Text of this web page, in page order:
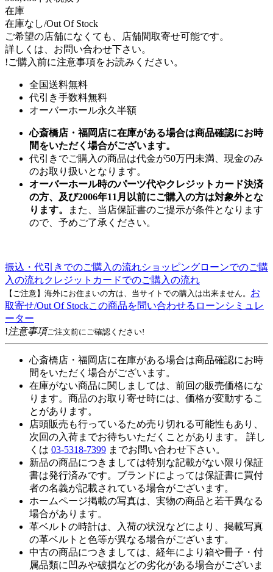
在庫
在庫なし/Out Of Stock
ご希望の店舗になくても、店舗間取寄せ可能です。
詳しくは、お問い合わせ下さい。
!ご購入前に注意事項をお読みください。
全国送料無料
代引き手数料無料
オーバーホール永久半額
心斎橋店・福岡店に在庫がある場合は商品確認にお時
間をいただく場合がございます。
代引きでご購入の商品は代金が50万円未満、現金のみ
のお取り扱いとなります。
オーバーホール時のパーツ代やクレジットカード決済
の方、及び2006年11月以前にご購入の方は対象外とな
ります。
また、当店保証書のご提示が条件となります
ので、予めご了承ください。
振込・代引きでのご購入の流れショッピングローンでのご購
入の流れクレジットカードでのご購入の流れ
【ご注意】海外にお住まいの方は、当サイトでの購入は出来ません。 お
取寄せ/Out Of Stockこの商品を問い合わせる ローンシミュレ
ーター
!注意事項ご注文前にご確認ください!
心斎橋店・福岡店に在庫がある場合は商品確認にお時
間をいただく場合がございます。
在庫がない商品に関しましては、前回の販売価格にな
ります。商品のお取り寄せ時には、価格が変動するこ
とがあります。
店頭販売も行っているため売り切れる可能性もあり、
次回の入荷までお待ちいただくことがあります。 詳し
くは 03-5318-7399 までお問い合わせ下さい。
新品の商品につきましては特別な記載がない限り保証
書は発行済みです。ブランドによっては保証書に買付
者の名義が記載されている場合がございます。
ホームページ掲載の写真は、実物の商品と若干異なる
場合があります。
革ベルトの時計は、入荷の状況などにより、掲載写真
の革ベルトと色等が異なる場合がございます。
中古の商品につきましては、経年により箱や冊子・付
属品類に凹みや破損などの劣化がある場合がございま